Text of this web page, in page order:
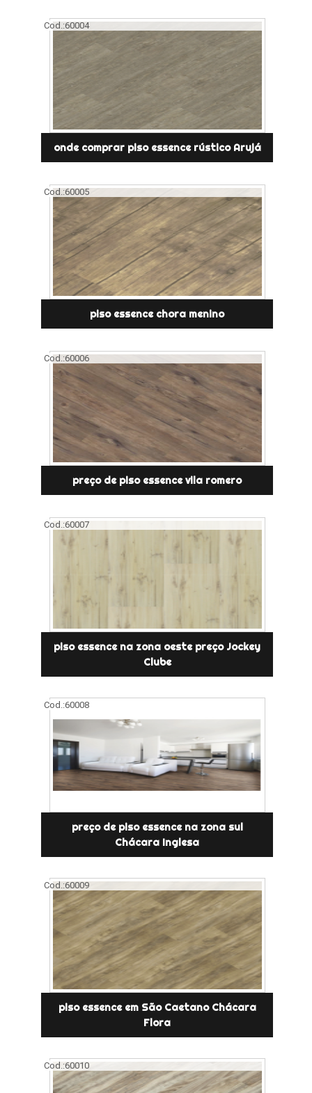
Cod.:60004
onde comprar piso essence rústico Arujá
Cod.:60005
piso essence chora menino
Cod.:60006
preço de piso essence vila romero
Cod.:60007
piso essence na zona oeste preço Jockey
Clube
Cod.:60008
preço de piso essence na zona sul
Chácara Inglesa
Cod.:60009
piso essence em São Caetano Chácara
Flora
Cod.:60010